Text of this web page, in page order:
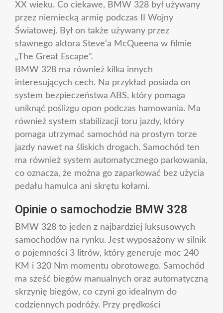
XX wieku. Co ciekawe, BMW 328 był używany
przez niemiecką armię podczas II Wojny
Światowej. Był on także używany przez
sławnego aktora Steve’a McQueena w filmie
„The Great Escape”.
BMW 328 ma również kilka innych
interesujących cech. Na przykład posiada on
system bezpieczeństwa ABS, który pomaga
uniknąć poślizgu opon podczas hamowania. Ma
również system stabilizacji toru jazdy, który
pomaga utrzymać samochód na prostym torze
jazdy nawet na śliskich drogach. Samochód ten
ma również system automatycznego parkowania,
co oznacza, że można go zaparkować bez użycia
pedału hamulca ani skrętu kołami.
Opinie o samochodzie BMW 328
BMW 328 to jeden z najbardziej luksusowych
samochodów na rynku. Jest wyposażony w silnik
o pojemności 3 litrów, który generuje moc 240
KM i 320 Nm momentu obrotowego. Samochód
ma sześć biegów manualnych oraz automatyczną
skrzynię biegów, co czyni go idealnym do
codziennych podróży. Przy prędkości